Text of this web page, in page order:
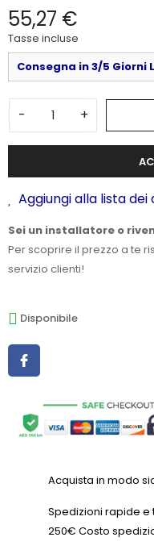
55,27 €
Tasse incluse
Consegna in 3/5 Giorni
- +
Aggiungi alla lista dei
Sei un installatore o
Per scoprire il prezzo a te
servizio clienti!
Disponibile
Acquista in modo
Spedizioni rapide e
250€ Costo